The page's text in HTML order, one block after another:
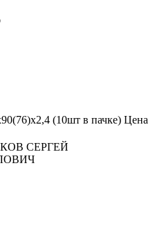
(10шт в пачке) Цена
СЕРГЕЙ